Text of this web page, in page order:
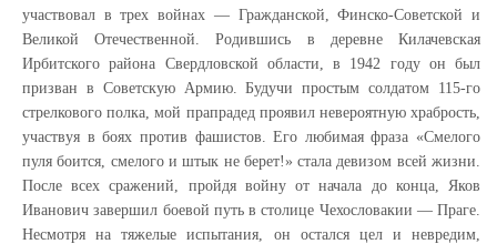
участвовал в трех войнах — Гражданской, Финско-Советской и
Великой Отечественной. Родившись в деревне Килачевская
Ирбитского района Свердловской области, в 1942 году он был
призван в Советскую Армию. Будучи простым солдатом 115-го
стрелкового полка, мой прапрадед проявил невероятную храбрость,
участвуя в боях против фашистов. Его любимая фраза «Смелого
пуля боится, смелого и штык не берет!» стала девизом всей жизни.
После всех сражений, пройдя войну от начала до конца, Яков
Иванович завершил боевой путь в столице Чехословакии — Праге.
Несмотря на тяжелые испытания, он остался цел и невредим,